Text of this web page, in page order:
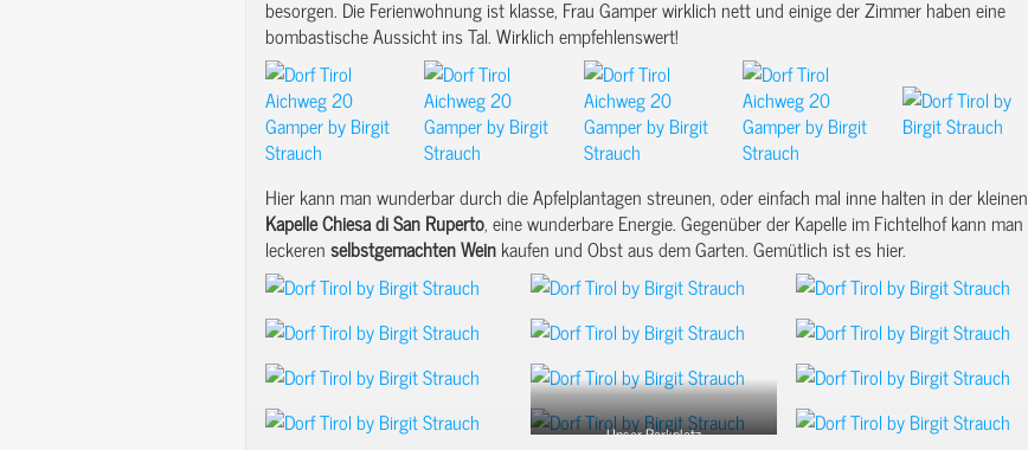
besorgen. Die Ferienwohnung ist klasse, Frau Gamper wirklich nett und einige der Zimmer haben eine
bombastische Aussicht ins Tal. Wirklich empfehlenswert!
Hier kann man wunderbar durch die Apfelplantagen streunen, oder einfach mal inne halten in der kleinen
Kapelle Chiesa di San Ruperto, eine wunderbare Energie. Gegenüber der Kapelle im Fichtelhof kann man
leckerenselbstgemachten Weinkaufen und Obst aus dem Garten. Gemütlich ist es hier.
Unser Parkplatz